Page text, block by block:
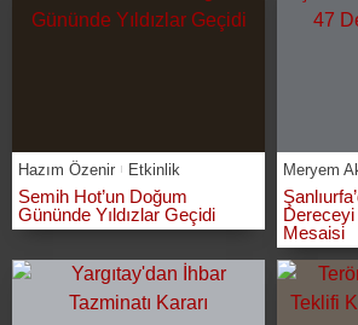
Hazım Özenir Etkinlik
Semih Hot’un Doğum
Gününde Yıldızlar Geçidi
Meryem
Mesaisi